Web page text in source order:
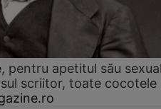
pentru apetitul său
scriitor, toate cocotele